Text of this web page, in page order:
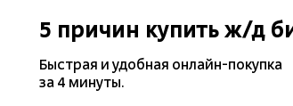
5 причин купитьж/д
Быстрая и удобная онлайн-покупка
за 4 минуты.